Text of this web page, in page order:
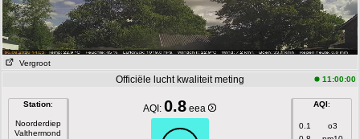
Vergroot
Officiële lucht kwaliteit meting 11:00:00
Station:
Noorderdiep
Valthermond
AQI:0.8 eea AQI:
0.1
o3